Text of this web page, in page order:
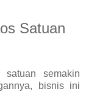
Satuan
semakin
bisnis ini